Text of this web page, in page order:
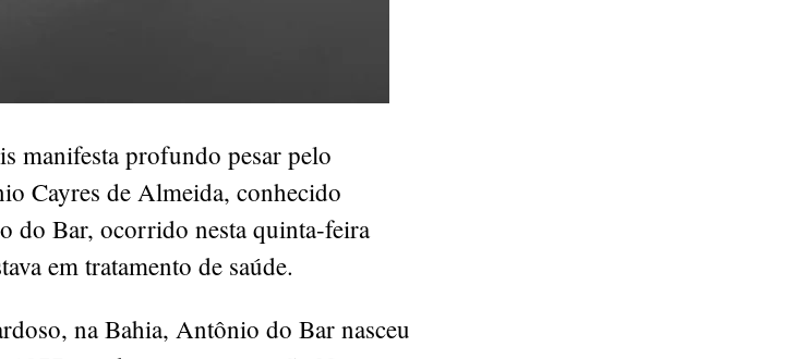
manifesta profundo pesar pelo
Cayres de Almeida, conhecido
do Bar, ocorrido nesta quinta-feira
em tratamento de saúde.
na Bahia, Antônio do Bar nasceu